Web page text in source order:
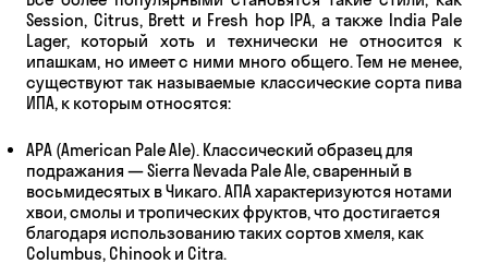
Session, Citrus, Brett и Fresh hop IPA, а также India Pale
Lager, который хоть и технически не относится к
ипашкам, но имеет с ними много общего. Тем не менее,
существуют так называемые классические сорта пива
ИПА, к которым относятся:
APA (American Pale Ale). Классический образец для
подражания — Sierra Nevada Pale Ale, сваренный в
восьмидесятых в Чикаго. АПА характеризуются нотами
хвои, смолы и тропических фруктов, что достигается
благодаря использованию таких сортов хмеля, как
Columbus, Chinook и Citra.